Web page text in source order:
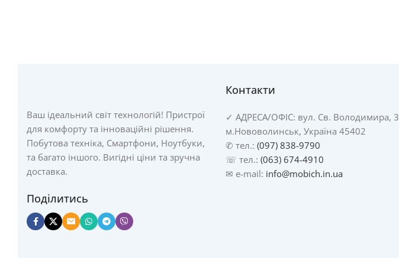
Ваш ідеальний світ технологій! Пристрої
для комфорту та інноваційні рішення.
Побутова техніка, Смартфони, Ноутбуки,
та багато іншого. Вигідні ціни та зручна
доставка.
Поділитись
Контакти
✓ АДРЕСА/ОФІС: вул. Св. Володимира, 3
м.Нововолинськ, Україна 45402
✆ тел.: (097) 838-9790
☏ тел.: (063) 674-4910
✉ e-mail: info@mobich.in.ua